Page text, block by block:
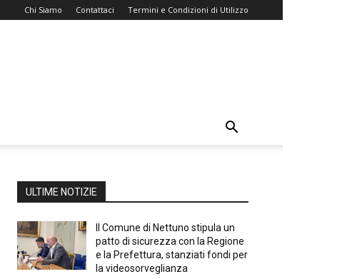
Chi Siamo Contattaci Termini e Condizioni di Utilizzo
ULTIME NOTIZIE
Il Comune di Nettuno stipula un
patto di sicurezza con la Regione
e la Prefettura, stanziati fondi per
la videosorveglianza